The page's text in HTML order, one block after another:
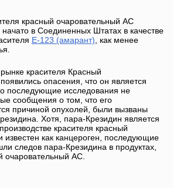
красный очаровательный АС
в Соединенных Штатах в качестве
E-123 (амарант) , как менее
красителя Красный
, появились опасения, что он является
последующие исследования не
сообщения о том, что его
причиной опухолей, были вызваны
Хотя, пара-Крезидин является
красителя красный
известен как канцероген, последующие
следов пара-Крезидина в продуктах,
очаровательный АС